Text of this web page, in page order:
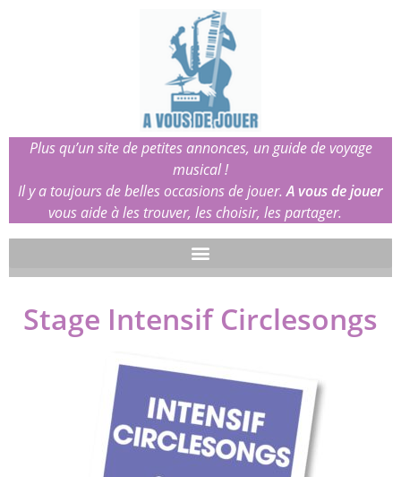
Plus qu’un site de petites annonces, un guide de voyage
musical !
Il y a toujours de belles occasions de jouer.A vous de jouer
vous aide à les trouver, les choisir, les partager.
Stage Intensif Circlesongs